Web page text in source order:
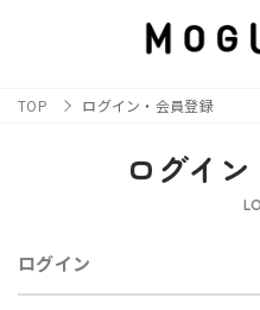
TOP ログイン・会員登録
ログイ
ログイン